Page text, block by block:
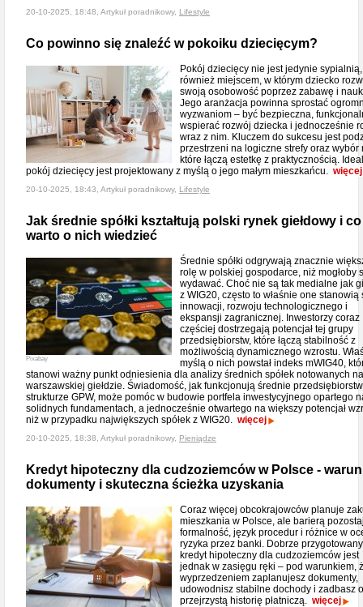
20-10-2025, 18:48, Artykuł poradnikowy, Lifestyle
Co powinno się znaleźć w pokoiku dziecięcym?
Pokój dziecięcy nie jest jedynie
również miejscem, w którym dziecko
swoją osobowość poprzez zabawę i
Jego aranżacja powinna sprostać
wyzwaniom – być bezpieczna,
wspierać rozwój dziecka i jednocześnie
wraz z nim. Kluczem do sukcesu jest
przestrzeni na logiczne strefy oraz wybór
które łączą estetkę z praktycznością.
pokój dziecięcy jest projektowany z myślą o jego małym mieszkańcu. więcej
20-10-2025, 18:43, Artykuł poradnikowy, Lifestyle
Jak średnie spółki kształtują polski rynek giełdowy i co
warto o nich wiedzieć
Pixabay
Średnie spółki odgrywają znacznie
rolę w polskiej gospodarce, niż mogłoby
wydawać. Choć nie są tak medialne jak
z WIG20, często to właśnie one stanowią
innowacji, rozwoju technologicznego i
ekspansji zagranicznej. Inwestorzy coraz
częściej dostrzegają potencjał tej grupy
przedsiębiorstw, które łączą stabilność z
możliwością dynamicznego wzrostu.
myślą o nich powstał indeks mWIG40,
stanowi ważny punkt odniesienia dla analizy średnich spółek notowanych na
warszawskiej giełdzie. Świadomość, jak funkcjonują średnie
strukturze GPW, może pomóc w budowie portfela inwestycyjnego opartego
solidnych fundamentach, a jednocześnie otwartego na większy potencjał
niż w przypadku największych spółek z WIG20. więcej
20-10-2025, 18:38, Artykuł poradnikowy, Pieniądze
Kredyt hipoteczny dla cudzoziemców w Polsce -
dokumenty i skuteczna ścieżka uzyskania
Coraz więcej obcokrajowców planuje
mieszkania w Polsce, ale barierą
formalność, język procedur i różnice w
ryzyka przez banki. Dobrze przygotowany
kredyt hipoteczny dla cudzoziemców jest
jednak w zasięgu ręki – pod warunkiem,
wyprzedzeniem zaplanujesz dokumenty,
udowodnisz stabilne dochody i zadbasz o
przejrzystą historię płatniczą. więcej